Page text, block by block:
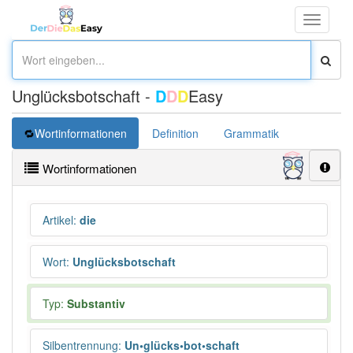
Toggle
Unglücksbotschaft - DDDEasy
Wortinformationen Definition Grammatik
Wortinformationen
Artikel: die
Wort: Unglücksbotschaft
Typ: Substantiv
Silbentrennung: Un•glücks•bot•schaft